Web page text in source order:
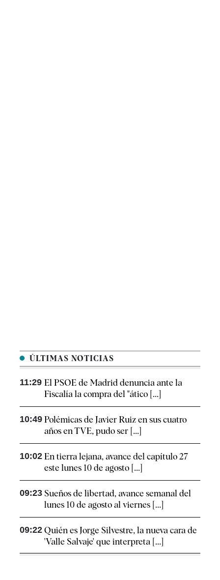
ÚLTIMAS NOTICIAS
11:29 El PSOE de Madrid denuncia ante la
Fiscalía la compra del "ático [...]
10:49 Polémicas de Javier Ruiz en sus cuatro
años en TVE, pudo ser [...]
10:02 En tierra lejana, avance del capítulo 27
este lunes 10 de agosto [...]
09:23 Sueños de libertad, avance semanal del
lunes 10 de agosto al viernes [...]
09:22 Quién es Jorge Silvestre, la nueva cara de
'Valle Salvaje' que interpreta [...]